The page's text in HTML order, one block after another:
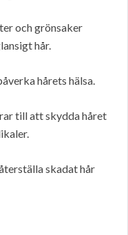
och grönsaker
hår.
hårets hälsa.
till att skydda håret
skadat hår